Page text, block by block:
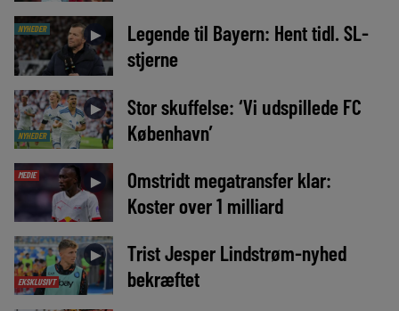
NYHEDER ►
Legende til Bayern: Hent tidl. SL-
stjerne
NYHEDER
►
Stor skuffelse: ‘Vi udspillede FC
København’
MEDIE ►
Omstridt megatransfer klar:
Koster over 1 milliard
EKSKLUSIVT
►
Trist Jesper Lindstrøm-nyhed
bekræftet